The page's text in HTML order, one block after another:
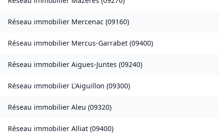
Réseau immobilier Mercenac (09160)
Réseau immobilier Mercus-Garrabet (09400)
Réseau immobilier Aigues-Juntes (09240)
Réseau immobilier L'Aiguillon (09300)
Réseau immobilier Aleu (09320)
Réseau immobilier Alliat (09400)